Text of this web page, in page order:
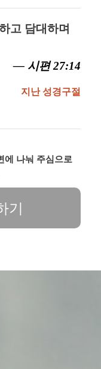
고 담대하며
— 시편 27:14
지난 성경구절
에 나눠 주심으로
기